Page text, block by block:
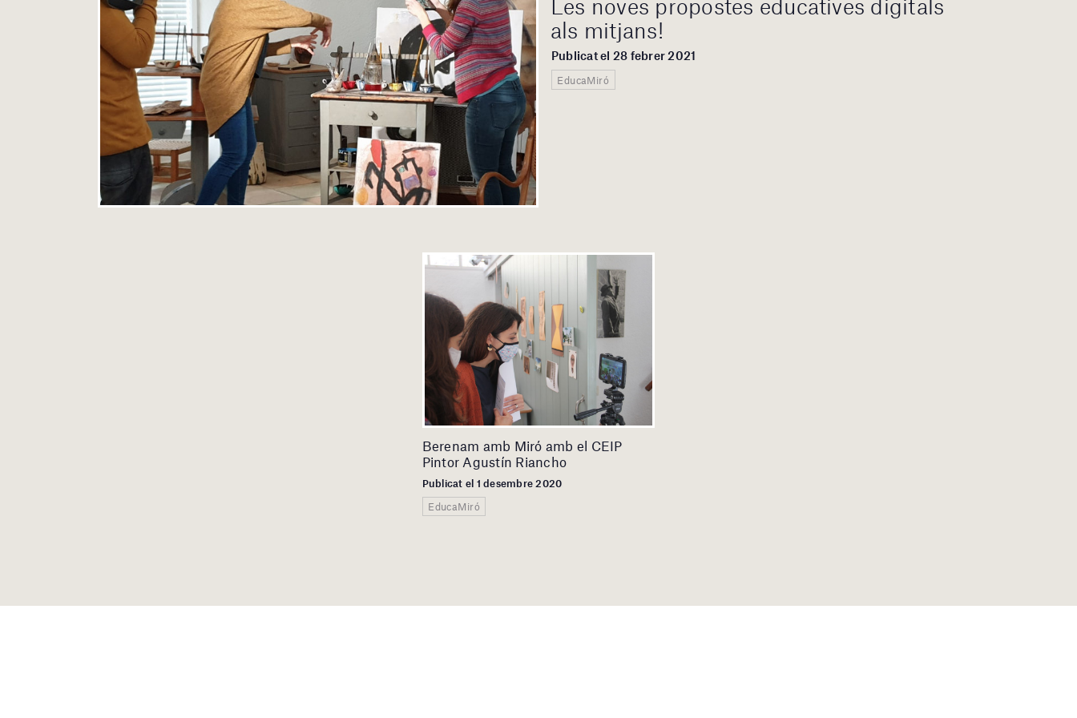
Les noves propostes educatives digitals
als mitjans!
Publicat el 28 febrer 2021
EducaMiró
Berenam amb Miró amb el CEIP
Pintor Agustín Riancho
Publicat el 1 desembre 2020
EducaMiró